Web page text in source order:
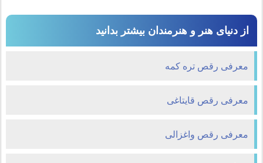
از دنیای هنر و هنرمندان بیشتر بدانید
معرفی رقص تره کمه
معرفی رقص قایتاغی
معرفی رقص واغزالی